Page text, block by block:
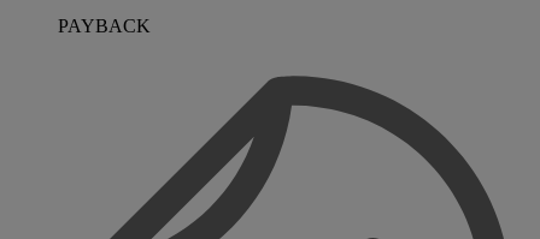
PAYBACK